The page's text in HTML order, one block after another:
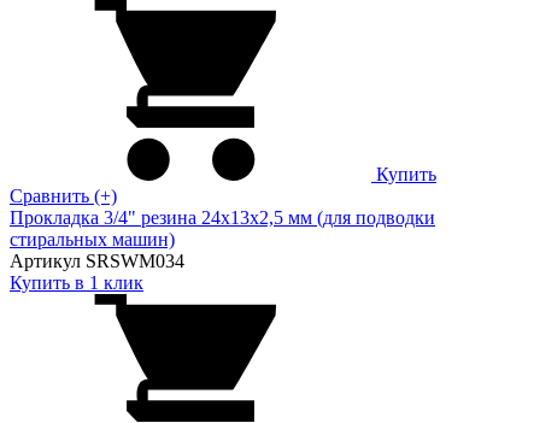
Купить
Сравнить (+)
Прокладка 3/4" резина 24х13х2,5 мм (для подводки
стиральных машин)
Артикул SRSWM034
Купить в 1 клик